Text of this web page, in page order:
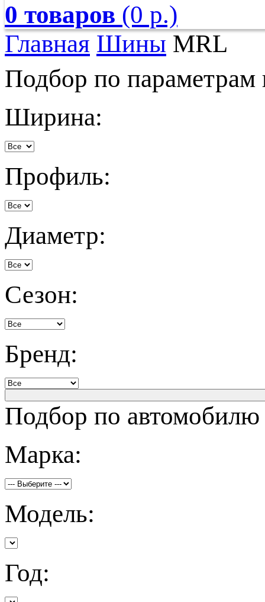
0 товаров (0 р.)
Главная Шины MRL
Подбор по
Ширина:
Профиль:
Диаметр:
Сезон:
Бренд:
Подбор по автомобилю
Марка:
Модель:
Год: